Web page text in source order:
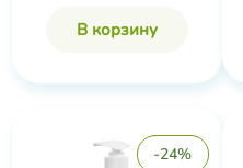
В корзину
-24%